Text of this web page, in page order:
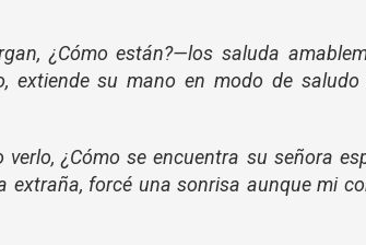
¿Cómo están?—los saluda
extiende su mano en modo de
verlo, ¿Cómo se encuentra su señora
extraña, forcé una sonrisa aunque mi